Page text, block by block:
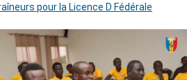
pour la Licence D Fédérale